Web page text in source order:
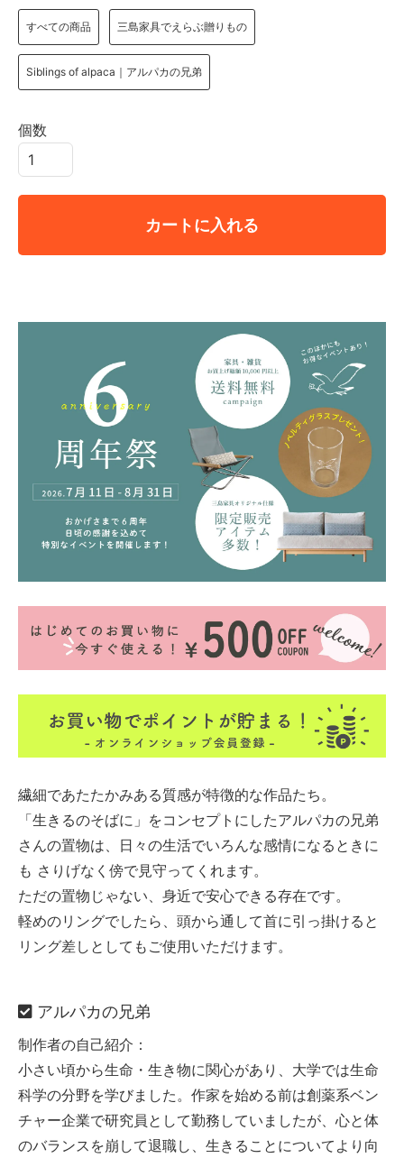
すべての商品 三島家具でえらぶ贈りもの
Siblings of alpaca｜アルパカの兄弟
個数
カートに入れる
繊細であたたかみある質感が特徴的な作品たち。
「生きるのそばに」をコンセプトにしたアルパカの兄弟
さんの置物は、日々の生活でいろんな感情になるときに
も さりげなく傍で見守ってくれます。
ただの置物じゃない、身近で安心できる存在です。
軽めのリングでしたら、頭から通して首に引っ掛けると
リング差しとしてもご使用いただけます。
アルパカの兄弟
制作者の自己紹介：
小さい頃から生命・生き物に関心があり、大学では生命
科学の分野を学びました。作家を始める前は創薬系ベン
チャー企業で研究員として勤務していましたが、心と体
のバランスを崩して退職し、生きることについてより向